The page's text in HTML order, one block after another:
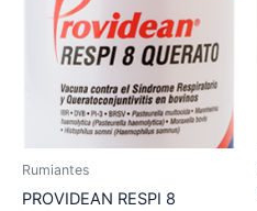
Rumiantes
PROVIDEAN RESPI 8